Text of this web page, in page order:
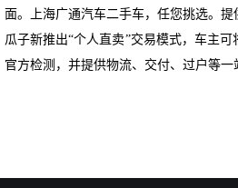
面。上海广通汽车二手车，任您挑选。
瓜子新推出“个人直卖”交易模式，车主
官方检测，并提供物流、交付、过户等